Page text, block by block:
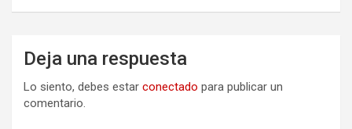
Deja una respuesta
Lo siento, debes estar conectado para publicar un
comentario.